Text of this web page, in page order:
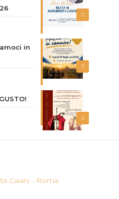
0
0
in
0
Caiani - Roma